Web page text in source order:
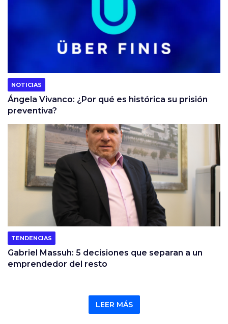
NOTICIAS
Ángela Vivanco: ¿Por qué es histórica su prisión
preventiva?
TENDENCIAS
Gabriel Massuh: 5 decisiones que separan a un
emprendedor del resto
LEER MÁS